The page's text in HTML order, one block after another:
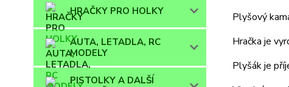
HRAČKY PRO HOLKY
AUTA, LETADLA, RC
MODELY
PISTOLKY A DALŠÍ
Plyšový
Hračka je
Plyšák je